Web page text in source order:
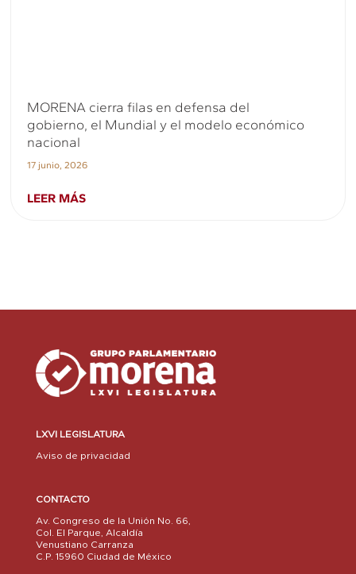
MORENA cierra filas en defensa del
gobierno, el Mundial y el modelo económico
nacional
17 junio, 2026
LEER MÁS
LXVI LEGISLATURA
Aviso de privacidad
CONTACTO
Av. Congreso de la Unión No. 66,
Col. El Parque, Alcaldía
Venustiano Carranza
C.P. 15960 Ciudad de México